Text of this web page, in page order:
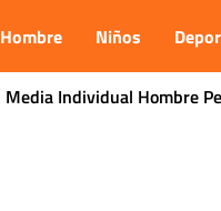
Hombre Niños
Media Individual Hombre